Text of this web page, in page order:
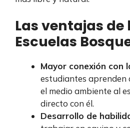
Las ventajas de
Escuelas
Mayor conexión con
estudiantes
el medio ambiente al
directo con él.
Desarrollo de